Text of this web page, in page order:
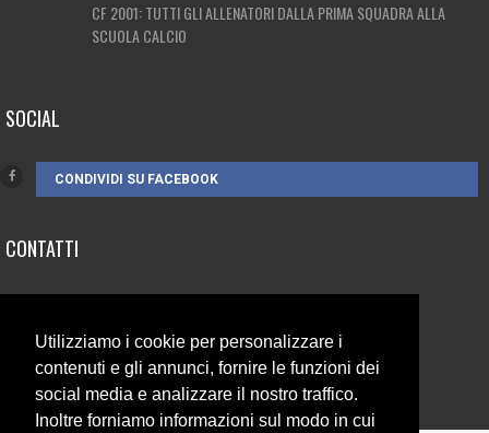
Utilizziamo i cookie per personalizzare i
contenuti e gli annunci, fornire le funzioni dei
social media e analizzare il nostro traffico.
Inoltre forniamo informazioni sul modo in cui
CF 2001: TUTTI GLI ALLENATORI DALLA PRIMA SQUADRA ALLA
SCUOLA CALCIO
SOCIAL
CONDIVIDI SU FACEBOOK
CONTATTI
info@campionando.it